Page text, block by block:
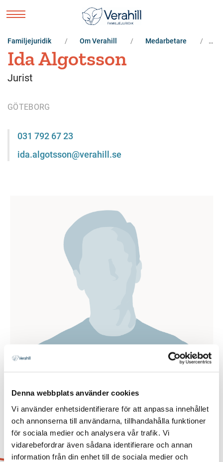
Denna webbplats använder cookies
Vi använder enhetsidentifierare för att anpassa innehållet
och annonserna till användarna, tillhandahålla funktioner
för sociala medier och analysera vår trafik. Vi
vidarebefordrar även sådana identifierare och annan
information från din enhet till de sociala medier och
Familjejuridik Om Verahill Medarbetare
Ida Algotsson
Jurist
GÖTEBORG
031 792 67 23
ida.algotsson@verahill.se